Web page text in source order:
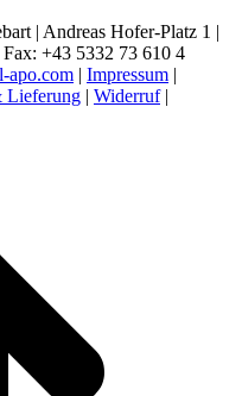
| Andreas Hofer-Platz 1 |
| Fax: +43 5332 73 610 4
apo.com Impressum
Lieferung Widerruf|